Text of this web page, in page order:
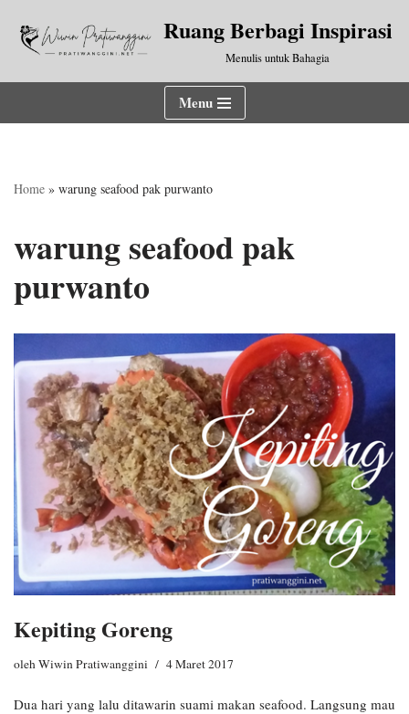
Lompat
Ruang Berbagi Inspirasi
Menulis untuk Bahagia
Menu
Home » warung seafood pak purwanto
warung seafood pak
purwanto
Kepiting Goreng
olehWiwin Pratiwanggini 4 Maret 2017
Dua hari yang lalu ditawarin suami makan seafood. Langsung mau